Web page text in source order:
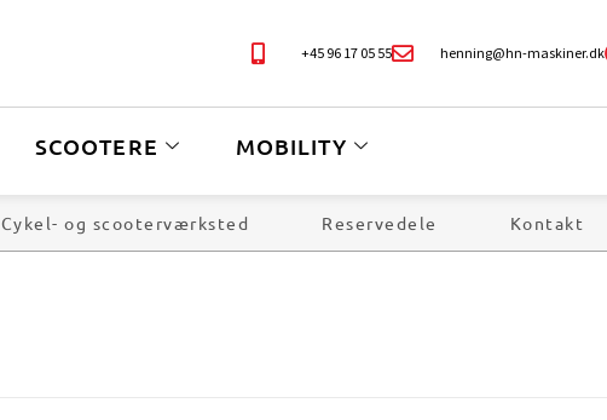
+45 96 17 05 55 henning@hn-maskiner.dk
SCOOTERE
MOBILITY
Cykel- og scooterværksted Reservedele Kontakt